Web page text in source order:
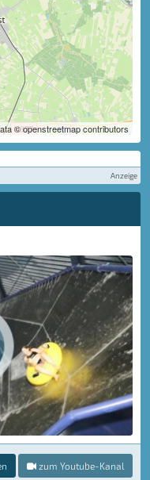
© openstreetmap contributors
Anzeige
zum Youtube-Kanal